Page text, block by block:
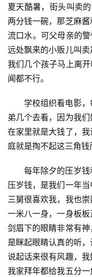
夏天酷暑，街头叫卖的
两分钱一碗，那芝麻
流口水。可父母亲的
远处飘来的小贩儿叫
我们几个孩子马上离
闻都不行。
学校组织看电影
弟几个去看，因为我
在家里就是大钱了，
庭就是掏不起这三角钱
每年除夕的压岁
压岁钱，是我们一年
三舅很喜欢我，我也
一米八一身，一身板
剑眉下的眼睛非常有
是眯起眼睛认真的听
说起话来很有风趣，
我家拜年都给我五分